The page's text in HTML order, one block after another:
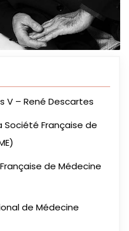
V – René Descartes
Française de
de Médecine
de Médecine